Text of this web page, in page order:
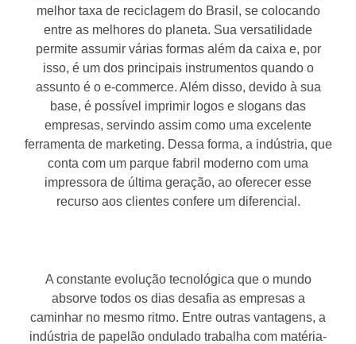
melhor taxa de reciclagem do Brasil, se colocando
entre as melhores do planeta. Sua versatilidade
permite assumir várias formas além da caixa e, por
isso, é um dos principais instrumentos quando o
assunto é o e-commerce. Além disso, devido à sua
base, é possível imprimir logos e slogans das
empresas, servindo assim como uma excelente
ferramenta de marketing. Dessa forma, a indústria, que
conta com um parque fabril moderno com uma
impressora de última geração, ao oferecer esse
recurso aos clientes confere um diferencial.
A constante evolução tecnológica que o mundo
absorve todos os dias desafia as empresas a
caminhar no mesmo ritmo. Entre outras vantagens, a
indústria de papelão ondulado trabalha com matéria-